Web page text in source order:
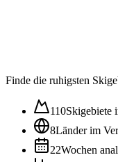
Finde die ruhigsten
110Skigebiete
8Länder im
22Wochen